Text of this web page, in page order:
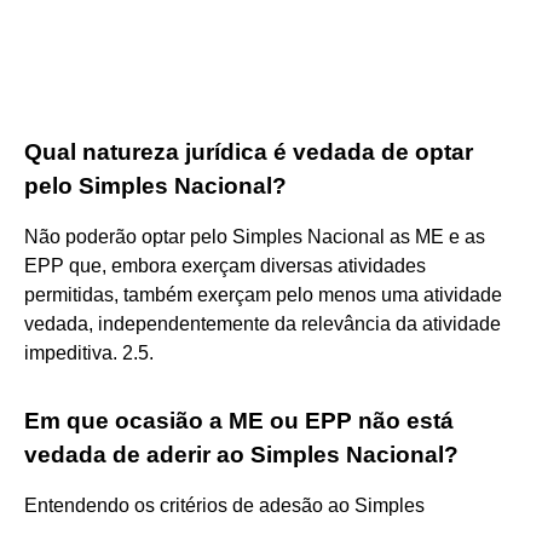
Qual natureza jurídica é vedada de optar
pelo Simples Nacional?
Não poderão optar pelo Simples Nacional as ME e as
EPP que, embora exerçam diversas atividades
permitidas, também exerçam pelo menos uma atividade
vedada, independentemente da relevância da atividade
impeditiva. 2.5.
Em que ocasião a ME ou EPP não está
vedada de aderir ao Simples Nacional?
Entendendo os critérios de adesão ao Simples